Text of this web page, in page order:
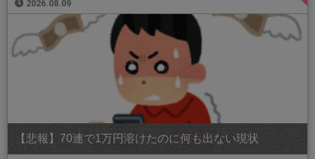
2026.08.09
【悲報】70連で1万円溶けたのに何も出ない現状